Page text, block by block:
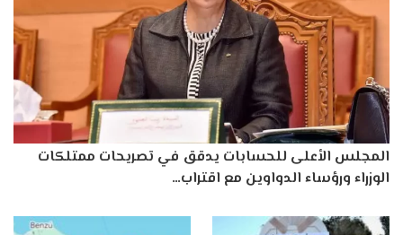
المجلس الأعلى للحسابات يدقق في تصريحات ممتلكات
الوزراء ورؤساء الدواوين مع اقتراب…